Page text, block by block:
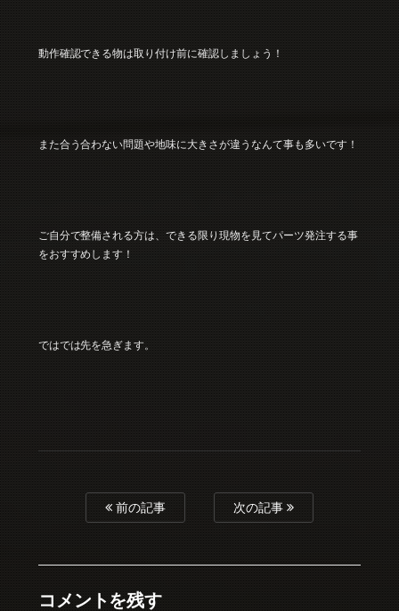
動作確認できる物は取り付け前に確認しましょう！
また合う合わない問題や地味に大きさが違うなんて事も多いです！
ご自分で整備される方は、できる限り現物を見てパーツ発注する事
をおすすめします！
ではでは先を急ぎます。
前の記事 次の記事
コメントを残す